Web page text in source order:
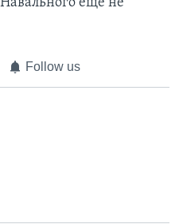
еще не
Follow us